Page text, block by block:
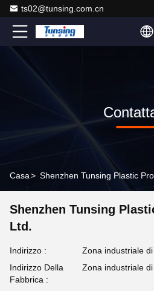
ts02@tunsing.com.cn
Casa>
Shenzhen Tunsing
Ltd.
Indirizzo :
Indirizzo Della
Fabbrica :